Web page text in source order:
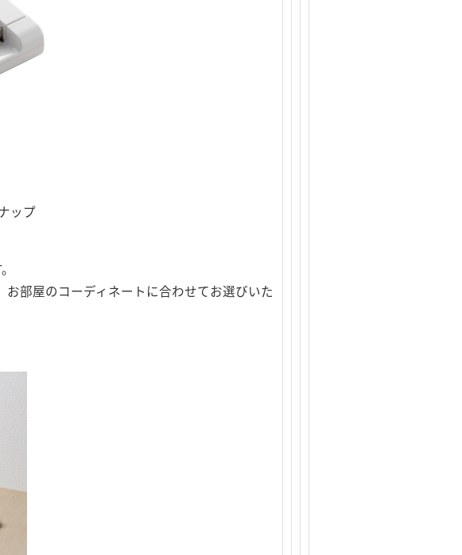
ップ
部屋のコーディネートに合わせてお選びいた